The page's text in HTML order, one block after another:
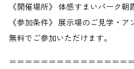
《開催場所》 体感すまいパーク朝
《参加条件》 展示場のご見学・
無料でご参加いただけます。
＝＝＝＝＝＝＝＝＝＝＝＝＝＝＝